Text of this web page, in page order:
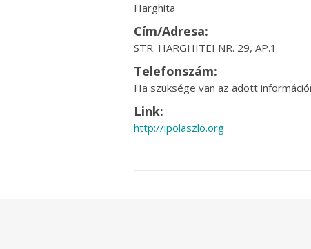
Harghita
Cím/Adresa:
STR. HARGHITEI NR. 29, AP.1
Telefonszám:
Ha szüksége van az adott
Link:
http://ipolaszlo.org